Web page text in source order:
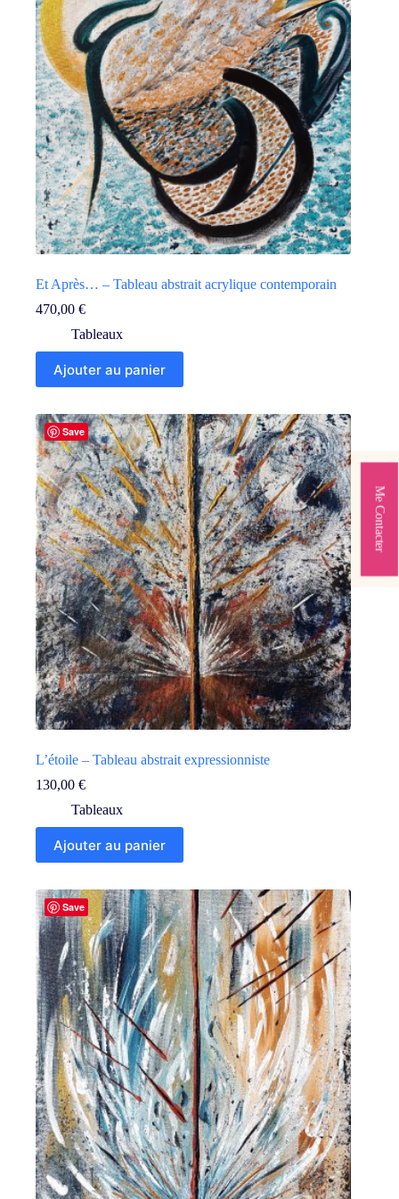
Et Après… – Tableau abstrait acrylique contemporain
470,00 €
Tableaux
Ajouter au panier
Save
L’étoile – Tableau abstrait expressionniste
130,00 €
Tableaux
Ajouter au panier
Save
Me Contacter